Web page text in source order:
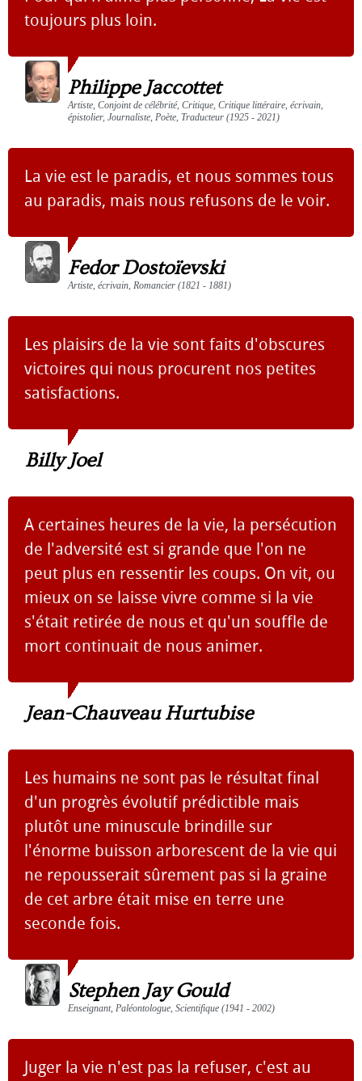
toujours plus loin.
Philippe Jaccottet
Artiste, Conjoint de célébrité, Critique, Critique littéraire, écrivain,
épistolier, Journaliste, Poète, Traducteur (1925 - 2021)
La vie est le paradis, et nous sommes tous
au paradis, mais nous refusons de le voir.
Fedor Dostoïevski
Artiste, écrivain, Romancier (1821 - 1881)
Les plaisirs de la vie sont faits d'obscures
victoires qui nous procurent nos petites
satisfactions.
Billy Joel
A certaines heures de la vie, la persécution
de l'adversité est si grande que l'on ne
peut plus en ressentir les coups. On vit, ou
mieux on se laisse vivre comme si la vie
s'était retirée de nous et qu'un souffle de
mort continuait de nous animer.
Jean-Chauveau Hurtubise
Les humains ne sont pas le résultat final
d'un progrès évolutif prédictible mais
plutôt une minuscule brindille sur
l'énorme buisson arborescent de la vie qui
ne repousserait sûrement pas si la graine
de cet arbre était mise en terre une
seconde fois.
Stephen Jay Gould
Enseignant, Paléontologue, Scientifique (1941 - 2002)
Juger la vie n'est pas la refuser, c'est au